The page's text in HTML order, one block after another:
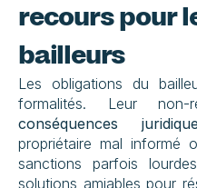
recours pour
bailleurs
Les obligations du
conséquences
propriétaire mal informé
sanctions parfois
solutions amiables pour